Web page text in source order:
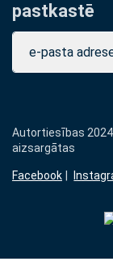
pastkastē
Autortiesības
aizsargātas
Facebook